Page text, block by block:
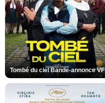
Tombé du ciel Bande-annonce VF